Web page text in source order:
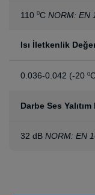
1100CNORM: EN
Isı İletkenlik
0.036-0.042 (-200
Darbe Ses Yalıtım
32 dBNORM: EN